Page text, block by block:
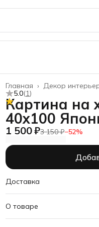
Декор
Главная ›
5.0(1)
Картина на
40х100
1 500 ₽3 150 ₽−52%
Доставка
О товаре